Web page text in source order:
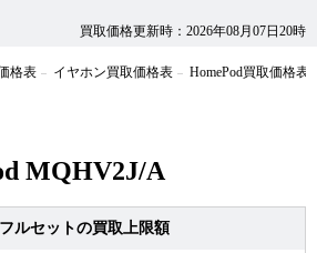
買取価格更新時：2026年08月07日20時
格表 イヤホン買取価格表 HomePod買取価格表
MQHV2J/A
ルセットの買取上限額